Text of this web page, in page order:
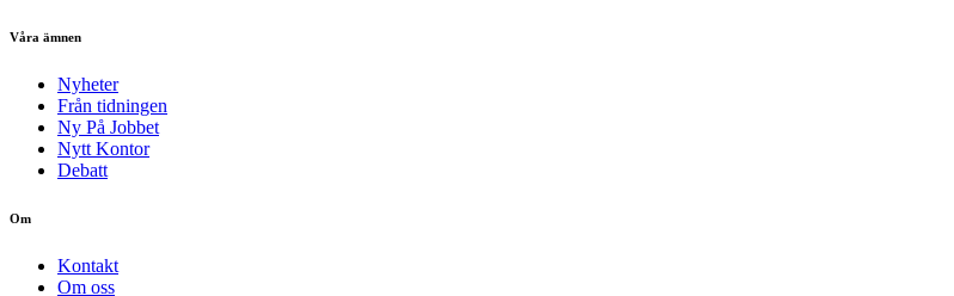
Våra ämnen
Nyheter
Från tidningen
Ny På Jobbet
Nytt Kontor
Debatt
Om
Kontakt
Om oss